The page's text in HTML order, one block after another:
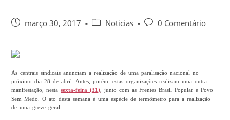
março 30, 2017 Noticias 0 Comentário
As centrais sindicais anunciam a realização de uma paralisação nacional no
próximo dia 28 de abril. Antes, porém, estas organizações realizam uma outra
manifestação, nestasexta-feira (31) , junto com as Frentes Brasil Popular e Povo
Sem Medo. O ato desta semana é uma espécie de termômetro para a realização
de uma greve geral.